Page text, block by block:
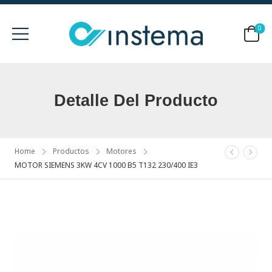
0
Detalle Del Producto
Home Productos
Motores
MOTOR SIEMENS 3KW 4CV 1000 B5 T132 230/400 IE3